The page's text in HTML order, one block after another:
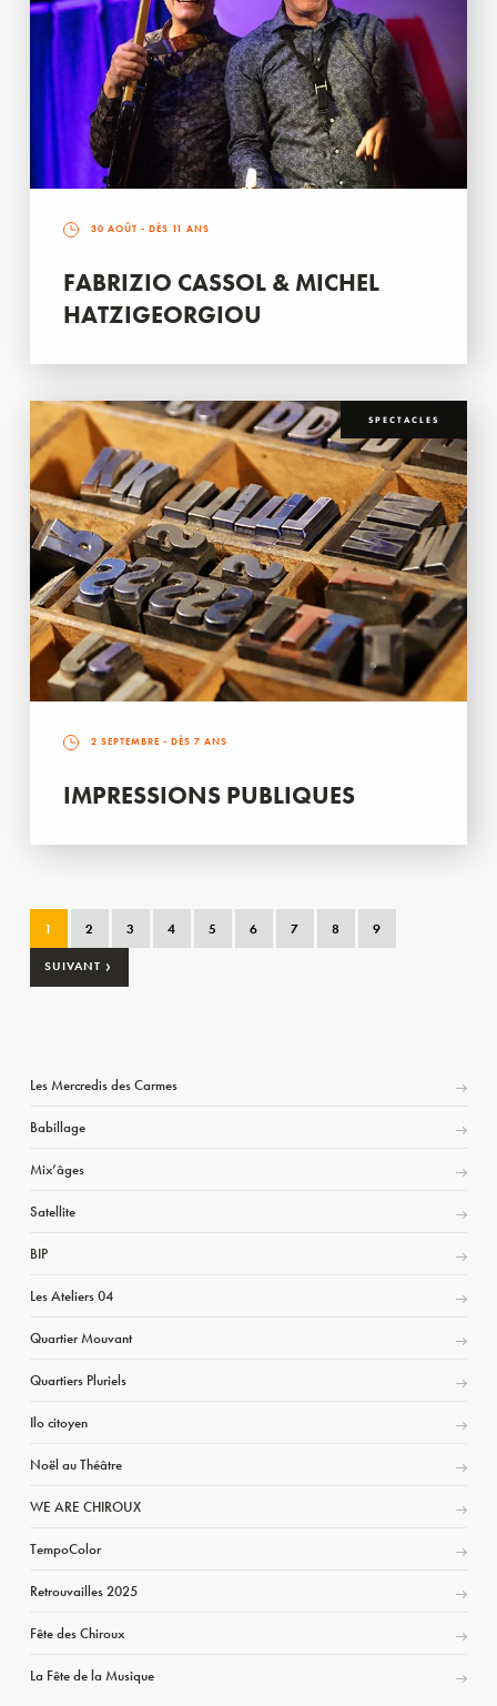
30 AOÛT - DÈS 11 ANS
FABRIZIO CASSOL & MICHEL
HATZIGEORGIOU
SPECTACLES
2 SEPTEMBRE - DÈS 7 ANS
IMPRESSIONS PUBLIQUES
1 2 3 4 5 6 7 8 9
SUIVANT ›
Les Mercredis des Carmes
Babillage
Mix’âges
Satellite
BIP
Les Ateliers 04
Quartier Mouvant
Quartiers Pluriels
Ilo citoyen
Noël au Théâtre
WE ARE CHIROUX
TempoColor
Retrouvailles 2025
Fête des Chiroux
La Fête de la Musique